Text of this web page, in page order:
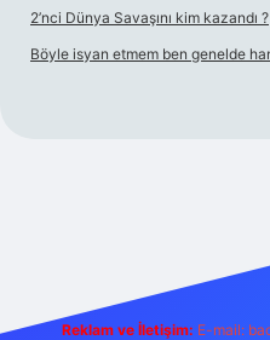
2’nci Dünya Savaşını kim kazandı ?
Böyle isyan etmem ben genelde
Reklam ve İletişim: E-mail: